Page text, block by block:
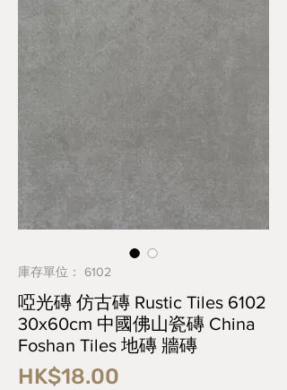
庫存單位： 6102
啞光磚 仿古磚 Rustic Tiles 6102
30x60cm 中國佛山瓷磚 China
Foshan Tiles 地磚 牆磚
HK$18.00